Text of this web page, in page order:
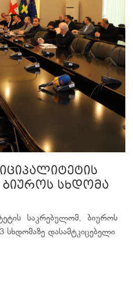
სხდომა
საკრებულომ, ბიუროს
დასამტკიცებელი